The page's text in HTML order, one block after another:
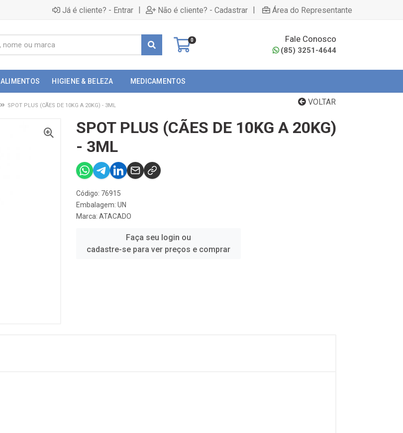
Já é cliente? - Entrar | Não é cliente? - Cadastrar | Área do Representante
0 Fale Conosco
(85) 3251-4644
ALIMENTOS HIGIENE & BELEZA MEDICAMENTOS
VOLTAR
SPOT PLUS (CÃES DE 10KG A 20KG) - 3ML
SPOT PLUS (CÃES DE 10KG A 20KG)
- 3ML
Código: 76915
Embalagem: UN
Marca: ATACADO
Faça seu login ou
cadastre-se para ver preços e comprar